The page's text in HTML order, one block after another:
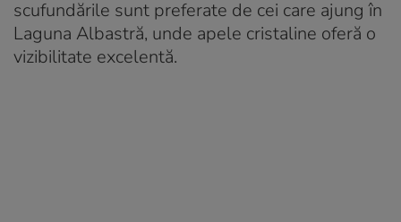
scufundările sunt preferate de cei care ajung în
Laguna Albastră, unde apele cristaline oferă o
vizibilitate excelentă.